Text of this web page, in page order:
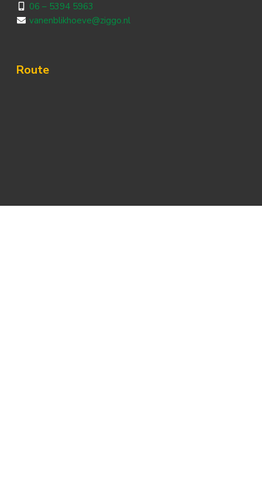
06 – 5394 5963
vanenblikhoeve@ziggo.nl
Route